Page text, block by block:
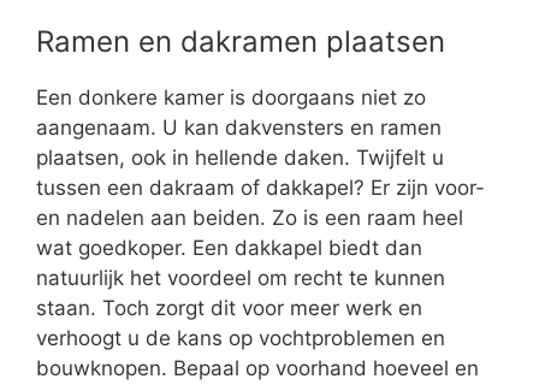
Ramen en dakramen plaatsen
Een donkere kamer is doorgaans niet zo
aangenaam. U kan dakvensters en ramen
plaatsen, ook in hellende daken. Twijfelt u
tussen een dakraam of dakkapel? Er zijn voor-
en nadelen aan beiden. Zo is een raam heel
wat goedkoper. Een dakkapel biedt dan
natuurlijk het voordeel om recht te kunnen
staan. Toch zorgt dit voor meer werk en
verhoogt u de kans op vochtproblemen en
bouwknopen. Bepaal op voorhand hoeveel en